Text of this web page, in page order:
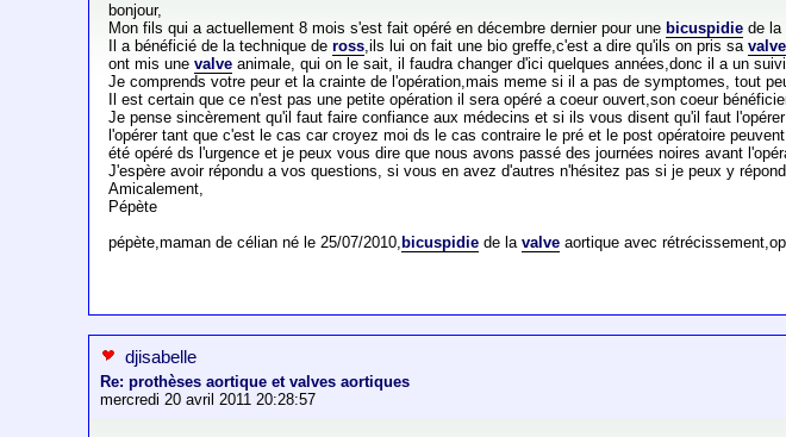
bonjour,
Mon fils qui a actuellement 8 mois s'est fait opéré en décembre dernier pour une bicuspidie de la
Il a bénéficié de la technique deross,ils lui on fait une bio greffe,c'est a dire qu'ils on pris savalve
ont mis unevalve animale, qui on le sait, il faudra changer d'ici quelques années,donc il a un
Je comprends votre peur et la crainte de l'opération,mais meme si il a pas de symptomes, tout
Il est certain que ce n'est pas une petite opération il sera opéré a coeur ouvert,son coeur
Je pense sincèrement qu'il faut faire confiance aux médecins et si ils vous disent qu'il faut
l'opérer tant que c'est le cas car croyez moi ds le cas contraire le pré et le post opératoire
été opéré ds l'urgence et je peux vous dire que nous avons passé des journées noires avant
J'espère avoir répondu a vos questions, si vous en avez d'autres n'hésitez pas si je peux y
Amicalement,
Pépète
pépète,maman de célian né le 25/07/2010, bicuspidie de lavalve aortique avec
djisabelle
Re: prothèses aortique et valves aortiques
mercredi 20 avril 2011 20:28:57